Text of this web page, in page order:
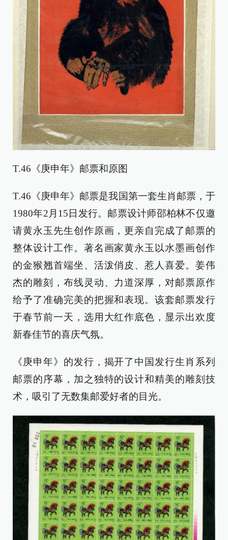
T.46《庚申年》邮票和原图
T.46《庚申年》邮票是我国第一套生肖邮票，于
1980年2月15日发行。邮票设计师邵柏林不仅邀
请黄永玉先生创作原画，更亲自完成了邮票的
整体设计工作。著名画家黄永玉以水墨画创作
的金猴翘首端坐、活泼俏皮、惹人喜爱。姜伟
杰的雕刻，布线灵动、力道深厚，对邮票原作
给予了准确完美的把握和表现。该套邮票发行
于春节前一天，选用大红作底色，显示出欢度
新春佳节的喜庆气氛。
《庚申年》的发行，揭开了中国发行生肖系列
邮票的序幕，加之独特的设计和精美的雕刻技
术，吸引了无数集邮爱好者的目光。